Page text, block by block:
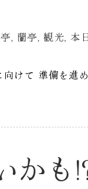
, 蘭亭,観光,本
けて 準備を進
かも